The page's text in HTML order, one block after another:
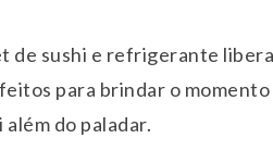
de sushi e refrigerante
para brindar o momento
do paladar.